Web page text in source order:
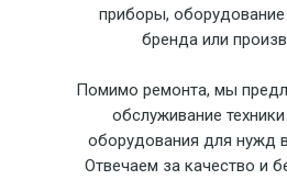
приборы,
бренда или
Помимо ремонта, мы
обслуживание
оборудования для нужд
Отвечаем за качество и